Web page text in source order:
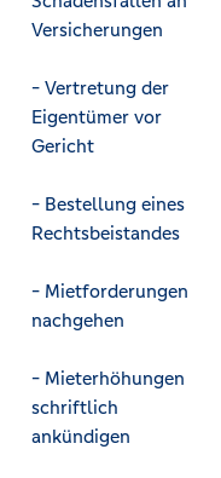
Versicherungen
- Vertretung der
Eigentümer vor
Gericht
- Bestellung eines
Rechtsbeistandes
- Mietforderungen
nachgehen
- Mieterhöhungen
schriftlich
ankündigen